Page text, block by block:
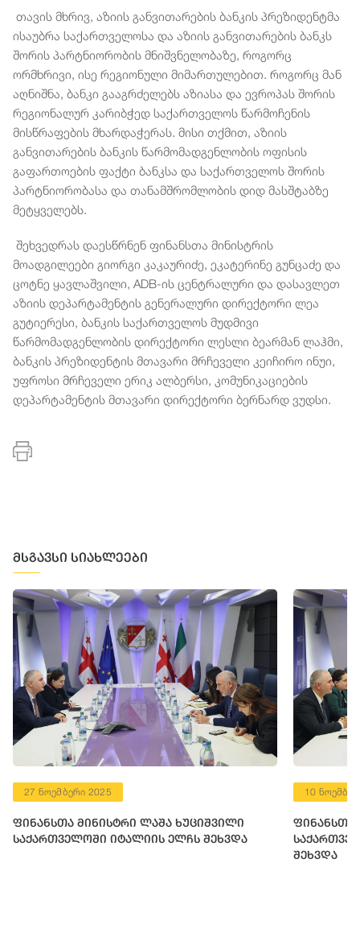
თავის მხრივ, აზიის განვითარების ბანკის პრეზიდენტმა
ისაუბრა საქართველოსა და აზიის განვითარების ბანკს
შორის პარტნიორობის მნიშვნელობაზე, როგორც
ორმხრივი, ისე რეგიონული მიმართულებით. როგორც მან
აღნიშნა, ბანკი გააგრძელებს აზიასა და ევროპას შორის
რეგიონალურ კარიბჭედ საქართველოს წარმოჩენის
მისწრაფების მხარდაჭერას. მისი თქმით, აზიის
განვითარების ბანკის წარმომადგენლობის ოფისის
გაფართოების ფაქტი ბანკსა და საქართველოს შორის
პარტნიორობასა და თანამშრომლობის დიდ მასშტაბზე
მეტყველებს.
შეხვედრას დაესწრნენ ფინანსთა მინისტრის
მოადგილეები გიორგი კაკაურიძე, ეკატერინე გუნცაძე და
ცოტნე ყავლაშვილი, ADB-ის ცენტრალური და დასავლეთ
აზიის დეპარტამენტის გენერალური დირექტორი ლეა
გუტიერესი, ბანკის საქართველოს მუდმივი
წარმომადგენლობის დირექტორი ლესლი ბეარმან ლაჰმი,
ბანკის პრეზიდენტის მთავარი მრჩეველი კეიჩირო ინუი,
უფროსი მრჩეველი ერიკ ალბერსი, კომუნიკაციების
დეპარტამენტის მთავარი დირექტორი ბერნარდ ვუდსი.
მსგავსი სიახლეები
27 ნოემბერი 2025
ფინანსთა მინისტრი ლაშა ხუციშვილი
საქართველოში იტალიის ელჩს შეხვდა
10
ფინანსთა
შეხვდა